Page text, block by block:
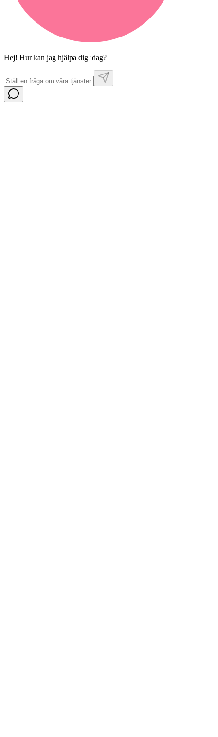
Hej! Hur kan jag hjälpa dig idag?